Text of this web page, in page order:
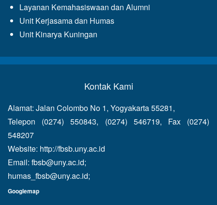
Layanan Kemahasiswaan dan Alumni
Unit Kerjasama dan Humas
Unit Kinarya Kuningan
Kontak Kami
Alamat: Jalan Colombo No 1, Yogyakarta 55281,
Telepon (0274) 550843, (0274) 546719, Fax (0274)
548207
Website: http://fbsb.uny.ac.id
Email: fbsb@uny.ac.id;
humas_fbsb@uny.ac.id;
Googlemap